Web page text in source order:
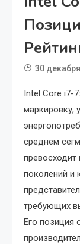
30
Intel Core i7-
маркировку,
среднем
поколений и
требующих
Его позиция